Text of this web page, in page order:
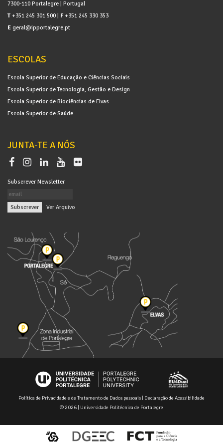
7300-110 Portalegre | Portugal
T +351 245 301 500 | F +351 245 330 353
E geral@ipportalegre.pt
ESCOLAS
Escola Superior de Educação e Ciências Sociais
Escola Superior de Tecnologia, Gestão e Design
Escola Superior de Biociências de Elvas
Escola Superior de Saúde
JUNTA-TE A NÓS
Subscrever Newsletter
Ver Arquivo
Política de Privacidade e de Tratamento de Dados pessoais
Declaração de Acessibilidade
© 2026 | Universidade Politécnica de Portalegre